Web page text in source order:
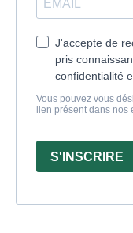
J'accepte de
pris
confidentialité
Vous pouvez vous
lien présent dans nos
S'INSCRIRE